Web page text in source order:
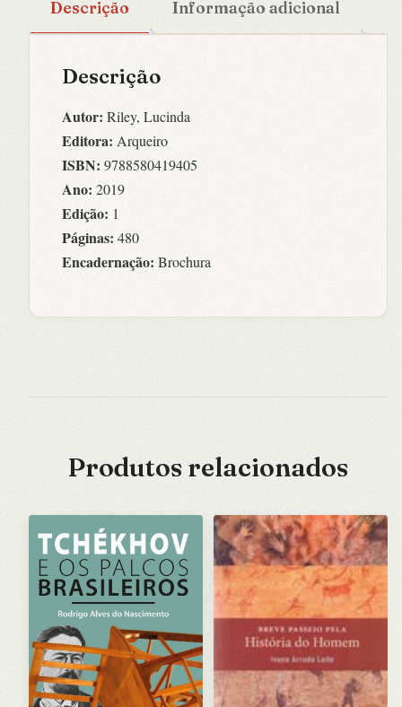
Descrição Informação adicional
Descrição
Autor: Riley, Lucinda
Editora: Arqueiro
ISBN: 9788580419405
Ano: 2019
Edição: 1
Páginas: 480
Encadernação: Brochura
Produtos relacionados